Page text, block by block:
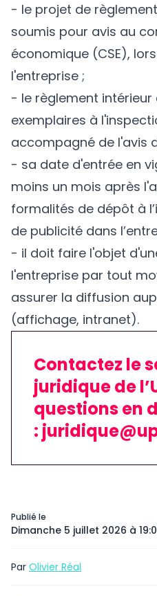
Publié le
Dimanche 5 juillet 2026 à
Par Olivier Réal
- le projet de
soumis pour avis au
économique (CSE),
l'entreprise ;
- le règlement
exemplaires à
accompagné de l'avis
- sa date d'entrée en
moins un mois après
formalités de dépôt à
de publicité dans
- il doit faire l'objet
l'entreprise par tout
assurer la diffusion
(affichage, intranet).
Contactez le
juridique de
questions en
: